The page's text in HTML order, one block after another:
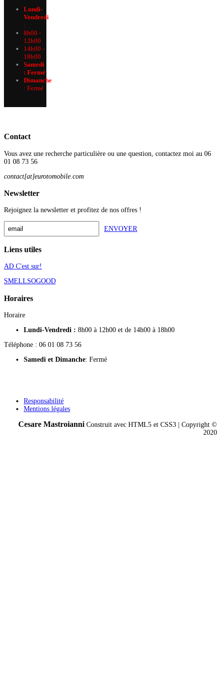
Lundi-
Vendredi
:
8h00 -
12h00
14h00 -
18h00
Samedi
: Fermé
Dimanche
: Fermé
Contact
Vous avez une recherche particulière ou une question, contactez moi au 06
01 08 73 56
contact[at]eurotomobile.com
Newsletter
Rejoignez la newsletter et profitez de nos offres !
ENVOYER
Liens utiles
AD C'est sur!
SMELLSOGOOD
Horaires
Horaire
Lundi-Vendredi : 8h00 à 12h00 et de 14h00 à 18h00
Téléphone : 06 01 08 73 56
Samedi et Dimanche: Fermé
Responsabilité
Mentions légales
Cesare Mastroianni Construit avec HTML5 et CSS3 | Copyright ©
2020